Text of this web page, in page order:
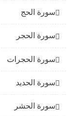
سورة الحج
سورة الحجر
سورة الحجرات
سورة الحديد
سورة الحشر